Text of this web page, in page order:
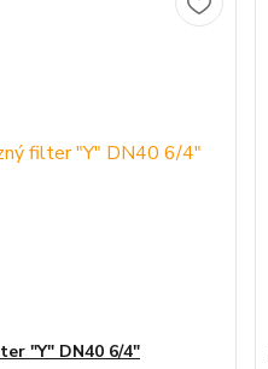
"Y" DN40 6/4"